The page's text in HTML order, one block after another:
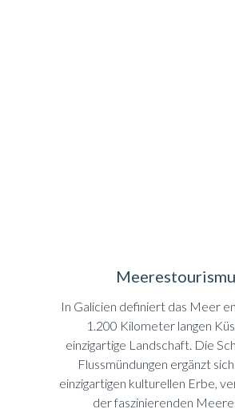
In Galicien definiert das Meer
1.200 Kilometer langen
einzigartige Landschaft. Die
Flussmündungen ergänzt
einzigartigen kulturellen Erbe,
der faszinierenden